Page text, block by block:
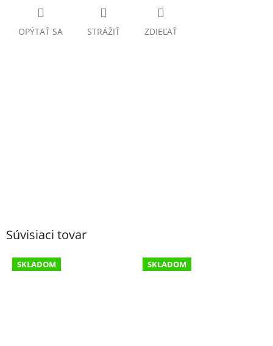
OPÝTAŤ SA STRÁŽIŤ ZDIEĽAŤ
Súvisiaci tovar
SKLADOM SKLADOM